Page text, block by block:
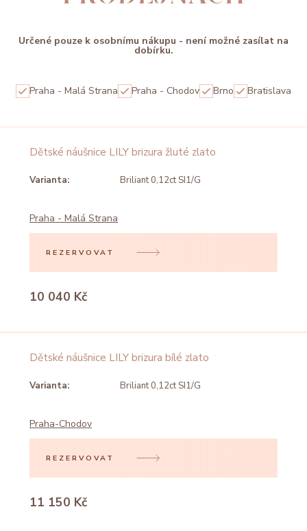
Určené pouze k osobnímu nákupu - není možné zasílat na
dobírku.
Praha - Malá Strana Praha - Chodov Brno Bratislava
Dětské náušnice LILY brizura žluté zlato
Varianta: Briliant 0,12ct SI1/G
Praha - Malá Strana
REZERVOVAT
10 040 Kč
Dětské náušnice LILY brizura bílé zlato
Varianta: Briliant 0,12ct SI1/G
Praha-Chodov
REZERVOVAT
11 150 Kč